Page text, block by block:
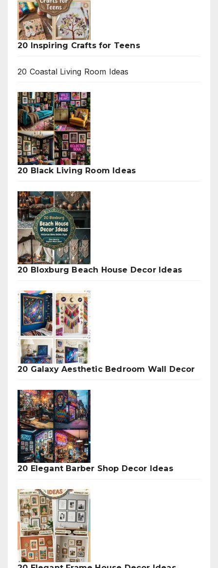
20 Inspiring Crafts for Teens
20 Coastal Living Room Ideas
20 Black Living Room Ideas
20 Bloxburg Beach House Decor Ideas
20 Galaxy Aesthetic Bedroom Wall Decor
20 Elegant Barber Shop Decor Ideas